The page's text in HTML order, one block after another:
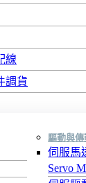
線
調貨
驅動與傳
伺服馬
Servo